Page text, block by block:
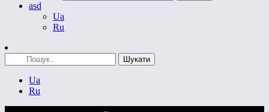
asd
Ua
Ru
Ua
Ru